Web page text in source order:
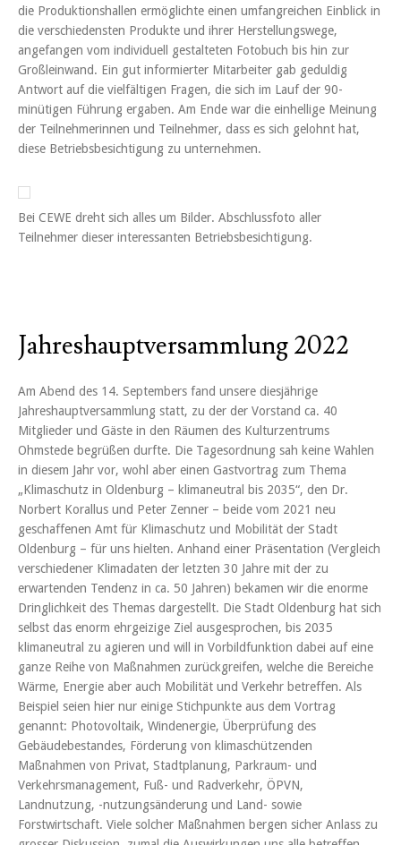
die Produktionshallen ermöglichte einen umfangreichen Einblick in
die verschiedensten Produkte und ihrer Herstellungswege,
angefangen vom individuell gestalteten Fotobuch bis hin zur
Großleinwand. Ein gut informierter Mitarbeiter gab geduldig
Antwort auf die vielfältigen Fragen, die sich im Lauf der 90-
minütigen Führung ergaben. Am Ende war die einhellige Meinung
der Teilnehmerinnen und Teilnehmer, dass es sich gelohnt hat,
diese Betriebsbesichtigung zu unternehmen.
Bei CEWE dreht sich alles um Bilder. Abschlussfoto aller
Teilnehmer dieser interessanten Betriebsbesichtigung.
Jahreshauptversammlung 2022
Am Abend des 14. Septembers fand unsere diesjährige
Jahreshauptversammlung statt, zu der der Vorstand ca. 40
Mitglieder und Gäste in den Räumen des Kulturzentrums
Ohmstede begrüßen durfte. Die Tagesordnung sah keine Wahlen
in diesem Jahr vor, wohl aber einen Gastvortrag zum Thema
„Klimaschutz in Oldenburg – klimaneutral bis 2035“, den Dr.
Norbert Korallus und Peter Zenner – beide vom 2021 neu
geschaffenen Amt für Klimaschutz und Mobilität der Stadt
Oldenburg – für uns hielten. Anhand einer Präsentation (Vergleich
verschiedener Klimadaten der letzten 30 Jahre mit der zu
erwartenden Tendenz in ca. 50 Jahren) bekamen wir die enorme
Dringlichkeit des Themas dargestellt. Die Stadt Oldenburg hat sich
selbst das enorm ehrgeizige Ziel ausgesprochen, bis 2035
klimaneutral zu agieren und will in Vorbildfunktion dabei auf eine
ganze Reihe von Maßnahmen zurückgreifen, welche die Bereiche
Wärme, Energie aber auch Mobilität und Verkehr betreffen. Als
Beispiel seien hier nur einige Stichpunkte aus dem Vortrag
genannt: Photovoltaik, Windenergie, Überprüfung des
Gebäudebestandes, Förderung von klimaschützenden
Maßnahmen von Privat, Stadtplanung, Parkraum- und
Verkehrsmanagement, Fuß- und Radverkehr, ÖPVN,
Landnutzung, -nutzungsänderung und Land- sowie
Forstwirtschaft. Viele solcher Maßnahmen bergen sicher Anlass zu